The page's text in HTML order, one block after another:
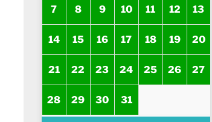
7 8 9 10 11 12 13
14 15 16 17 18 19 20
21 22 23 24 25 26 27
28 29 30 31